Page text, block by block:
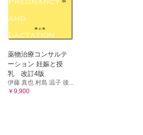
薬物治療コンサルテ
ーション 妊娠と授
乳 改訂4版
伊藤 真也 村島 温子 後...
￥9,900